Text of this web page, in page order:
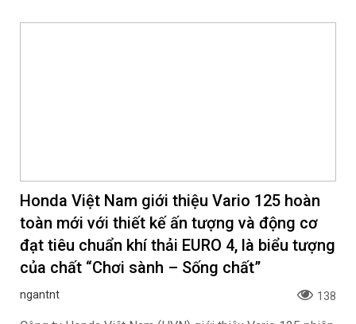
Honda Việt Nam giới thiệu Vario 125 hoàn
toàn mới với thiết kế ấn tượng và động cơ
đạt tiêu chuẩn khí thải EURO 4, là biểu tượng
của chất “Chơi sành – Sống chất”
ngantnt 138